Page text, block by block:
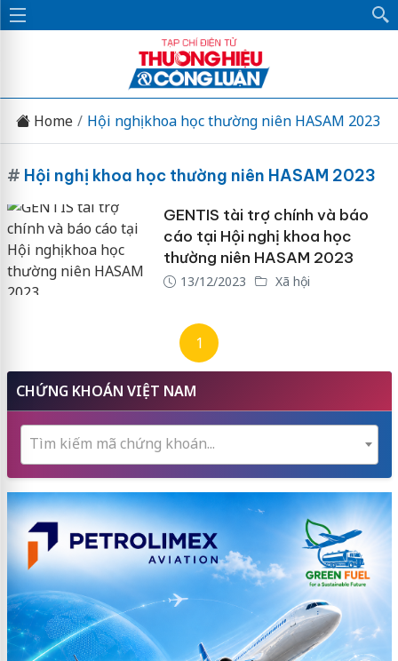
Home Hội nghị khoa học thường niên HASAM 2023
# Hội nghị khoa học thường niên HASAM 2023
GENTIS tài trợ chính và báo
cáo tại Hội nghị khoa học
thường niên HASAM 2023
13/12/2023 Xã hội
1
CHỨNG KHOÁN VIỆT NAM
Tìm kiếm mã chứng khoán...